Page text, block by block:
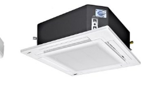
₫ 6.850.000.